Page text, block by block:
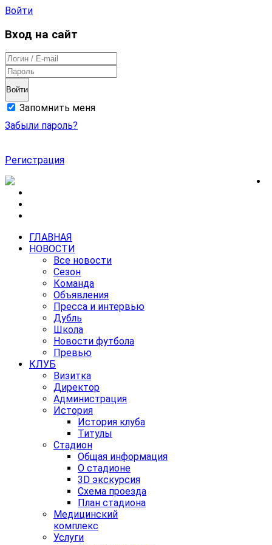
Войти
Вход на сайт
Войти
Запомнить меня
Забыли пароль?
Регистрация
ГЛАВНАЯ
НОВОСТИ
Все новости
Сезон
Команда
Объявления
Пресса и интервью
Дубль
Школа
Новости футбола
Превью
КЛУБ
Визитка
Директор
Администрация
История
История клуба
Титулы
Стадион
Общая информация
О стадионе
3D экскурсия
Схема проезда
План стадиона
Медицинский
комплекс
Услуги